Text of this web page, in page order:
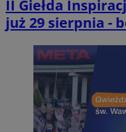
II Giełda
już 29 sierpnia -